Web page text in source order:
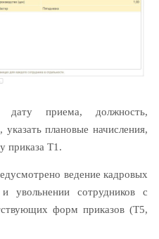
дату приема, должность,
плановые начисления,
приказа Т1.
ведение кадровых
увольнении сотрудников с
форм приказов (Т5,